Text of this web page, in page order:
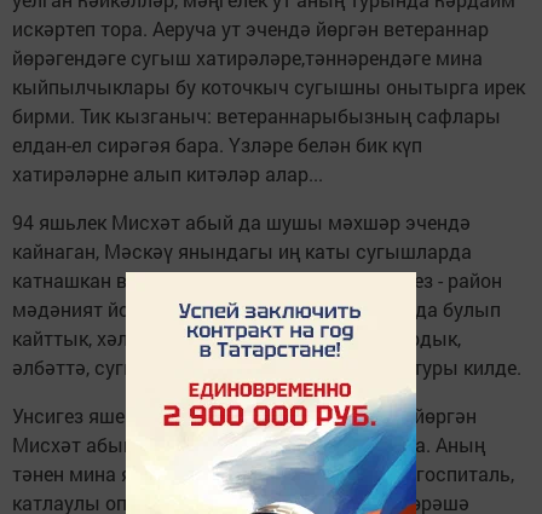
искәртеп тора. Аеруча ут эчендә йөргән ветераннар
йөрәгендәге сугыш хатирәләре,тәннәрендәге мина
кыйпылчыклары бу коточкыч сугышны онытырга ирек
бирми. Тик кызганыч: ветераннарыбызның сафлары
елдан-ел сирәгәя бара. Үзләре белән бик күп
хатирәләрне алып китәләр алар...
94 яшьлек Мисхәт абый да шушы мәхшәр эчендә
кайнаган, Мәскәү янындагы иң каты сугышларда
катнашкан ветераныбыз. 19 апрель көнне без - район
мәдәният йорты хезмәткәрләре аның янында булып
кайттык, хәлен белдек, күчтәнәчләр тапшырдык,
әлбәттә, сугыш хатирәләрен дә яңартырга туры килде.
Унсигез яшендә сугышка киткән, ут эчендә йөргән
Мисхәт абый 1942 нче елда бик нык яралана. Аның
тәнен мина ярчыклары тишкәли. Авыр яра, госпиталь,
катлаулы операцияләр... Үлем белән озак көрәшә